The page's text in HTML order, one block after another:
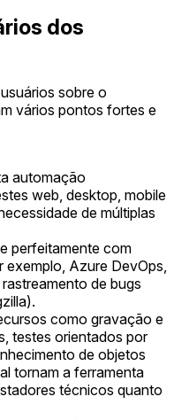
dos
sobre o
vários pontos fortes e
automação
web, desktop, mobile
de múltiplas
perfeitamente com
Azure DevOps,
de bugs
como gravação e
testes orientados por
de objetos
tornam a ferramenta
técnicos quanto